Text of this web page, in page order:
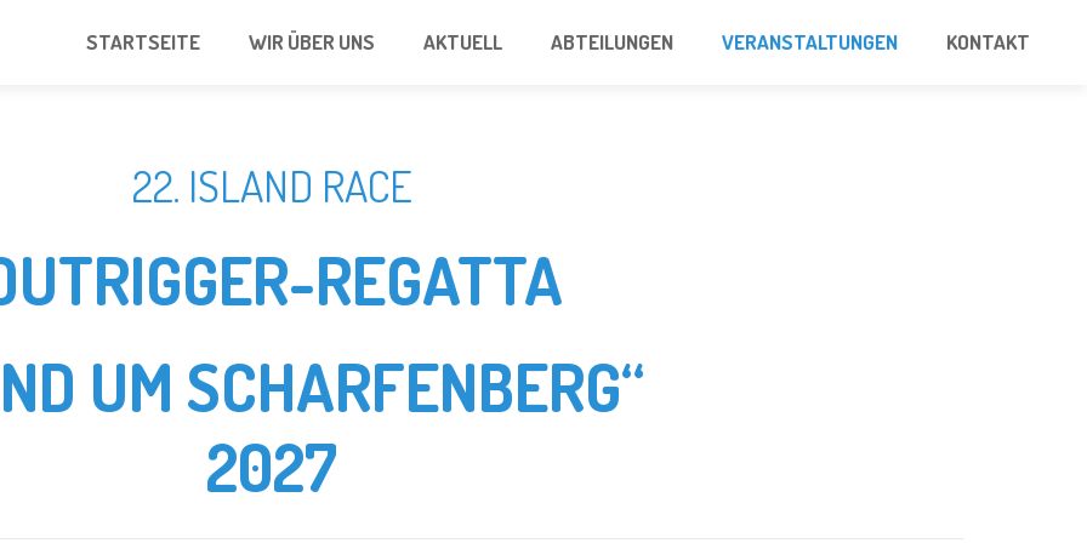
STARTSEITE WIR ÜBER UNS AKTUELL ABTEILUNGEN VERANSTALTUNGEN KONTAKT
22. ISLAND RACE
REGATTA
UM SCHARFENBERG“
2027